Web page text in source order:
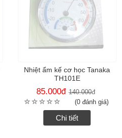
Nhiệt ẩm kế cơ học Tanaka
TH101E
85.000đ 140.000đ
(0 đánh giá)
Chi tiết